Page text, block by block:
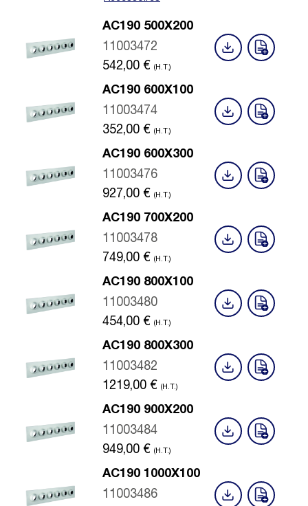
AC190 500X200
11003472
542,00 € (H.T.)
AC190 600X100
11003474
352,00 € (H.T.)
AC190 600X300
11003476
927,00 € (H.T.)
AC190 700X200
11003478
749,00 € (H.T.)
AC190 800X100
11003480
454,00 € (H.T.)
AC190 800X300
11003482
1219,00 € (H.T.)
AC190 900X200
11003484
949,00 € (H.T.)
AC190 1000X100
11003486